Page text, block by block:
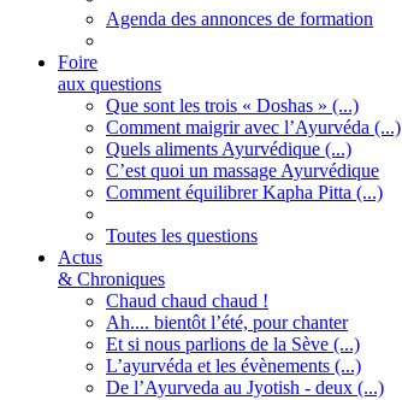
Agenda des annonces de formation
Foire
aux questions
Que sont les trois « Doshas » (...)
Comment maigrir avec l’Ayurvéda (...)
Quels aliments Ayurvédique (...)
C’est quoi un massage Ayurvédique
Comment équilibrer Kapha Pitta (...)
Toutes les questions
Actus
& Chroniques
Chaud chaud chaud !
Ah.... bientôt l’été, pour chanter
Et si nous parlions de la Sève (...)
L’ayurvéda et les évènements (...)
De l’Ayurveda au Jyotish - deux (...)